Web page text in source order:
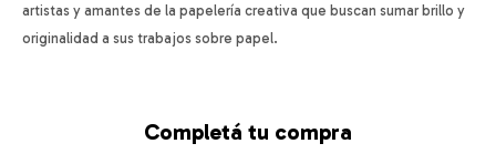
artistas y amantes de la papelería creativa que buscan sumar brillo y
originalidad a sus trabajos sobre papel.
Completá tu compra